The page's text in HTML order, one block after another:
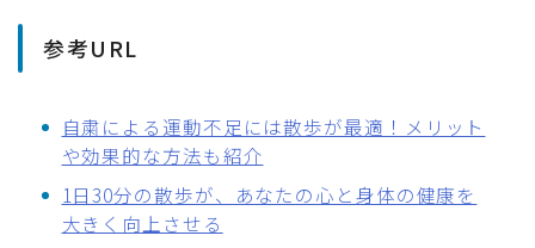
参考URL
自粛による運動不足には散歩が最適！メリット
や効果的な方法も紹介
1日30分の散歩が、あなたの心と身体の健康を
大きく向上させる